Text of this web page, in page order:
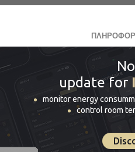
update for
monitor energy
control room